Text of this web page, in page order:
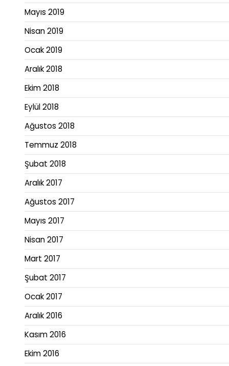
Mayıs 2019
Nisan 2019
Ocak 2019
Aralık 2018
Ekim 2018
Eylül 2018
Ağustos 2018
Temmuz 2018
Şubat 2018
Aralık 2017
Ağustos 2017
Mayıs 2017
Nisan 2017
Mart 2017
Şubat 2017
Ocak 2017
Aralık 2016
Kasım 2016
Ekim 2016